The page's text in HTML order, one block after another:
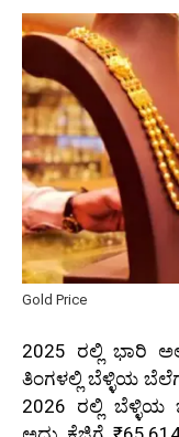
Gold Price
2025 ರಲ್ಲಿ ಭಾರಿ
ತಿಂಗಳಲ್ಲಿ ಬೆಳ್ಳಿಯ
2026 ರಲ್ಲಿ